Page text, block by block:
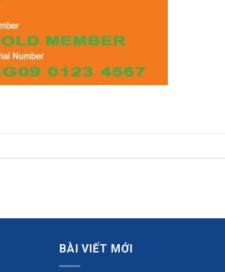
BÀI VIẾT MỚI